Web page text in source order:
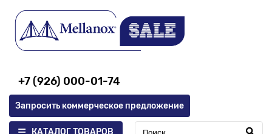
+7 (926) 000-01-74
Запросить коммерческое предложение